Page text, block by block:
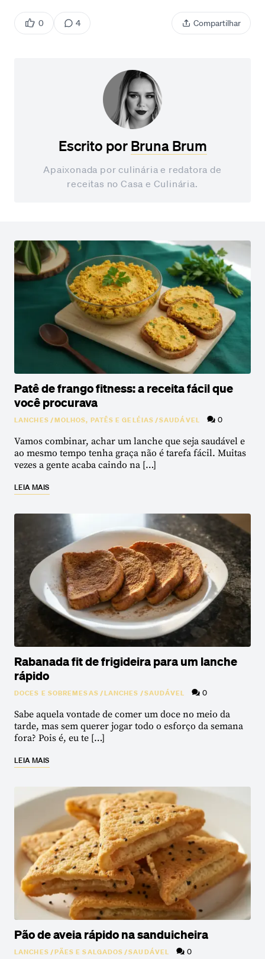
0 4 Compartilhar
Escrito por Bruna Brum
Apaixonada por culinária e redatora de
receitas no Casa e Culinária.
Patê de frango fitness: a receita fácil que
você procurava
LANCHES/MOLHOS, PATÊS E GELÉIAS/SAUDÁVEL 0
Vamos combinar, achar um lanche que seja saudável e
ao mesmo tempo tenha graça não é tarefa fácil. Muitas
vezes a gente acaba caindo na […]
LEIA MAIS
Rabanada fit de frigideira para um lanche
rápido
DOCES E SOBREMESAS/LANCHES /SAUDÁVEL 0
Sabe aquela vontade de comer um doce no meio da
tarde, mas sem querer jogar todo o esforço da semana
fora? Pois é, eu te […]
LEIA MAIS
Pão de aveia rápido na sanduicheira
LANCHES/PÃES E SALGADOS/SAUDÁVEL 0